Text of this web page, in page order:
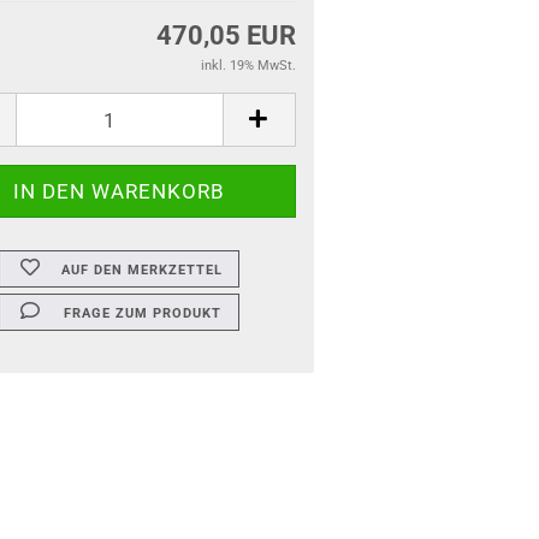
470,05 EUR
inkl. 19% MwSt.
AUF DEN MERKZETTEL
FRAGE ZUM PRODUKT